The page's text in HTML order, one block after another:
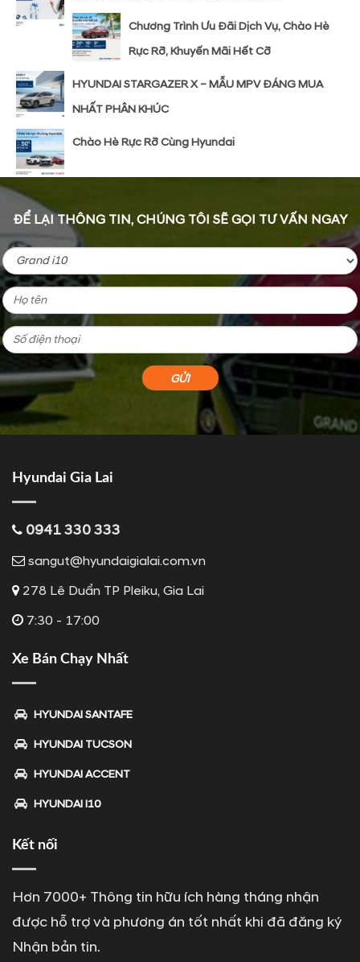
Chương Trình Ưu Đãi Dịch Vụ, Chào Hè
Rực Rỡ, Khuyến Mãi Hết Cỡ
HYUNDAI STARGAZER X – MẪU MPV ĐÁNG MUA
NHẤT PHÂN KHÚC
Chào Hè Rực Rỡ Cùng Hyundai
ĐỂ LẠI THÔNG TIN, CHÚNG TÔI SẼ GỌI TƯ VẤN NGAY
Hyundai Gia Lai
0941 330 333
sangut@hyundaigialai.com.vn
278 Lê Duẩn TP Pleiku, Gia Lai
7:30 - 17:00
Xe Bán Chạy Nhất
HYUNDAI SANTAFE
HYUNDAI TUCSON
HYUNDAI ACCENT
HYUNDAI I10
Kết nối
Hơn 7000+ Thông tin hữu ích hàng tháng nhận
được hỗ trợ và phương án tốt nhất khi đã đăng ký
Nhận bản tin.